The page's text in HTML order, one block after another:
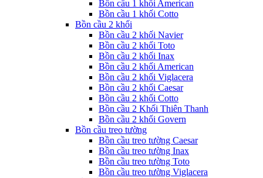
Bồn cầu 1 khối American
Bồn cầu 1 khối Cotto
Bồn cầu 2 khối
Bồn cầu 2 khối Navier
Bồn cầu 2 khối Toto
Bồn cầu 2 khối Inax
Bồn cầu 2 khối American
Bồn cầu 2 khối Viglacera
Bồn cầu 2 khối Caesar
Bồn cầu 2 khối Cotto
Bồn cầu 2 Khối Thiên Thanh
Bồn cầu 2 khối Govern
Bồn cầu treo tường
Bồn cầu treo tường Caesar
Bồn cầu treo tường Inax
Bồn cầu treo tường Toto
Bồn cầu treo tường Viglacera